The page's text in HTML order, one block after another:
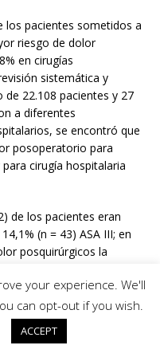
los pacientes sometidos a
riesgo de dolor
en cirugías
sistemática y
22.108 pacientes y 27
a diferentes
se encontró que
posoperatorio para
cirugía hospitalaria
de los pacientes eran
(n = 43) ASA III; en
posquirúrgicos la
en el grupo con
ASA I, el 56,4% (n = 44)
última clasificación se
(p < 0,001). Datos
your experience. We'll
can opt-out if you wish.
ACCEPT